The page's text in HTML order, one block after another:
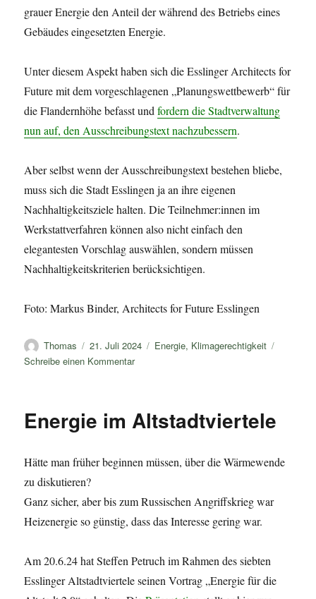
grauer Energie den Anteil der während des Betriebs eines
Gebäudes eingesetzten Energie.
Unter diesem Aspekt haben sich die Esslinger Architects for
Future mit dem vorgeschlagenen „Planungswettbewerb“ für
die Flandernhöhe befasst undfordern die Stadtverwaltung
nun auf, den Ausschreibungstext nachzubessern.
Aber selbst wenn der Ausschreibungstext bestehen bliebe,
muss sich die Stadt Esslingen ja an ihre eigenen
Nachhaltigkeitsziele halten. Die Teilnehmer:innen im
Werkstattverfahren können also nicht einfach den
elegantesten Vorschlag auswählen, sondern müssen
Nachhaltigkeitskriterien berücksichtigen.
Foto: Markus Binder, Architects for Future Esslingen
Autor
Thomas
Veröffentlicht
am
21. Juli 2024 Kategorien
Energie, Klimagerechtigkeit
Schreibe einen Kommentarzu
Energie
Energie im Altstadtviertele
Hätte man früher beginnen müssen, über die Wärmewende
zu diskutieren?
Ganz sicher, aber bis zum Russischen Angriffskrieg war
Heizenergie so günstig, dass das Interesse gering war.
Am 20.6.24 hat Steffen Petruch im Rahmen des siebten
Esslinger Altstadtviertele seinen Vortrag „Energie für die